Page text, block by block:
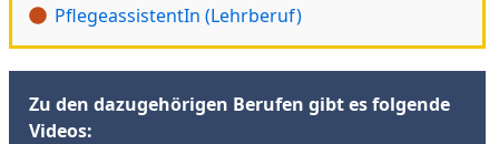
PflegeassistentIn (Lehrberuf)
Zu den dazugehörigen Berufen gibt es folgende
Videos: